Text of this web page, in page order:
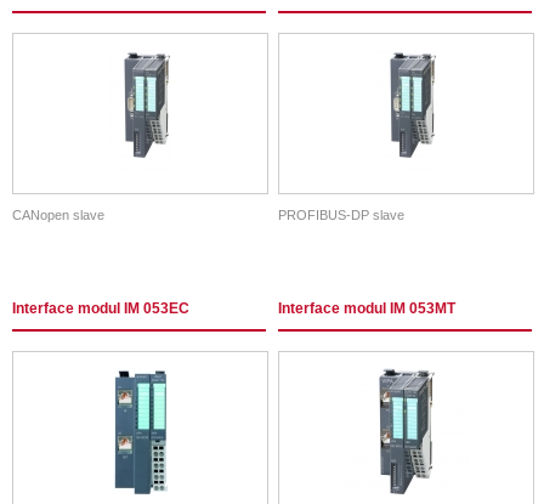
CANopen slave PROFIBUS-DP slave
Interface modul IM 053EC Interface modul IM 053MT